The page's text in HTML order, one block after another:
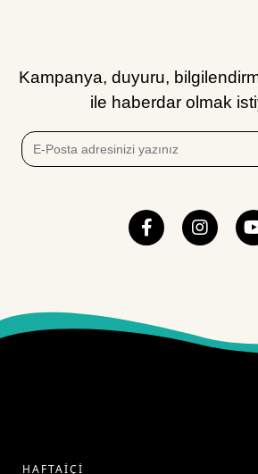
Kampanya, duyuru,
ile haberdar olmak
HAFTAİÇİ